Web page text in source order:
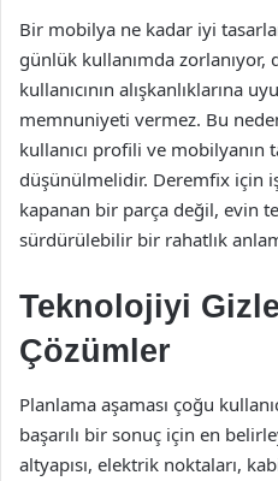
Bir mobilya ne kadar iyi
günlük kullanımda
kullanıcının alışkanlıklarına
memnuniyeti vermez. Bu
kullanıcı profili ve mobilyanın
düşünülmelidir. Deremfix için
kapanan bir parça değil, evin
sürdürülebilir bir rahatlık
Teknolojiyi
Çözümler
Planlama aşaması çoğu
başarılı bir sonuç için en
altyapısı, elektrik noktaları,